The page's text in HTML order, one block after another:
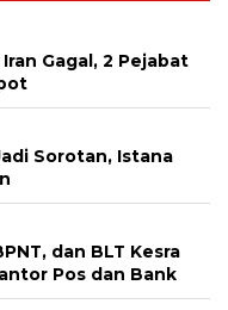
Gagal, 2 Pejabat
Sorotan, Istana
dan BLT Kesra
Pos dan Bank